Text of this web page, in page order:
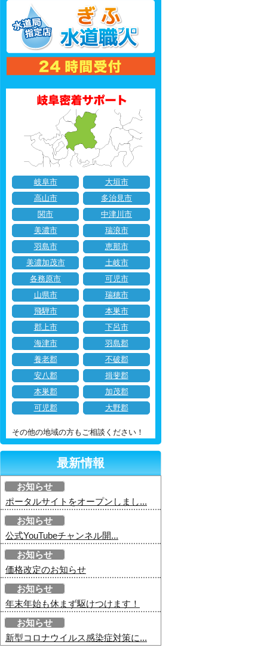
岐阜市
大垣市
高山市
多治見市
関市
中津川市
美濃市
瑞浪市
羽島市
恵那市
美濃加茂市
土岐市
各務原市
可児市
山県市
瑞穂市
飛騨市
本巣市
郡上市
下呂市
海津市
羽島郡
養老郡
不破郡
安八郡
揖斐郡
本巣郡
加茂郡
可児郡
大野郡
その他の地域の方もご相談ください！
最新情報
お知らせ
ポータルサイトをオープンしまし...
お知らせ
公式YouTubeチャンネル開...
お知らせ
価格改定のお知らせ
お知らせ
年末年始も休まず駆けつけます！
お知らせ
新型コロナウイルス感染症対策に...